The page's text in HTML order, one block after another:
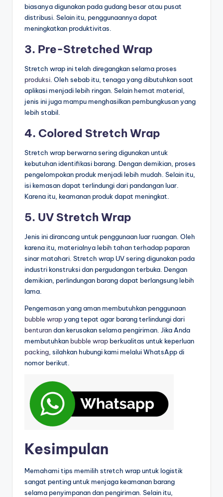
biasanya digunakan pada gudang besar atau pusat
distribusi. Selain itu, penggunaannya dapat
meningkatkan produktivitas.
3. Pre-Stretched Wrap
Stretch wrap ini telah diregangkan selama proses
produksi . Oleh sebab itu, tenaga yang dibutuhkan saat
aplikasi menjadi lebih ringan. Selain hemat material,
jenis ini juga mampu menghasilkan pembungkusan yang
lebih stabil.
4. Colored Stretch Wrap
Stretch wrap berwarna sering digunakan untuk
kebutuhan identifikasi barang. Dengan demikian, proses
pengelompokan produk menjadi lebih mudah. Selain itu,
isi kemasan dapat terlindungi dari pandangan luar.
Karena itu, keamanan produk dapat meningkat.
5. UV Stretch Wrap
Jenis ini dirancang untuk penggunaan luar ruangan. Oleh
karena itu, materialnya lebih tahan terhadap paparan
sinar matahari. Stretch wrap UV sering digunakan pada
industri konstruksi dan pergudangan terbuka. Dengan
demikian, perlindungan barang dapat berlangsung lebih
lama.
Pengemasan yang aman membutuhkan penggunaan
bubble wrapyang tepat agar barang terlindungi dari
benturandan kerusakan selama pengiriman. Jika Anda
membutuhkan bubble wrap berkualitas untuk keperluan
packing , silahkan hubungi kami melalui WhatsApp di
nomor berikut.
Kesimpulan
Memahami tips memilih stretch wrap untuk logistik
sangat penting untuk menjaga keamanan barang
selama penyimpanan dan pengiriman. Selain itu,